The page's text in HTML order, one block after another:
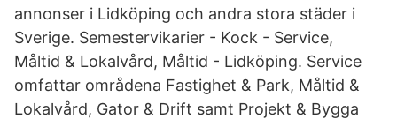
annonser i Lidköping och andra stora städer i
Sverige. Semestervikarier - Kock - Service,
Måltid & Lokalvård, Måltid - Lidköping. Service
omfattar områdena Fastighet & Park, Måltid &
Lokalvård, Gator & Drift samt Projekt & Bygga